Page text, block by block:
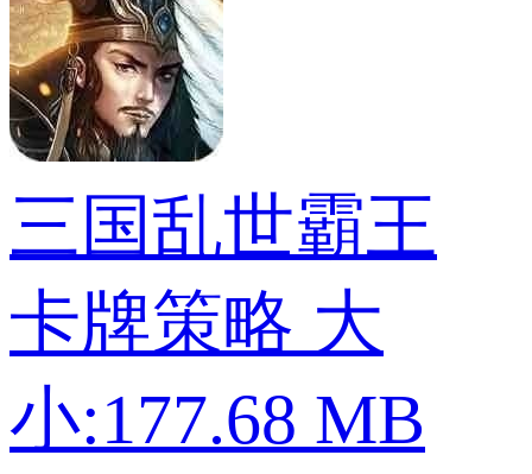
三国乱世霸王
卡牌策略 大
小:177.68 MB